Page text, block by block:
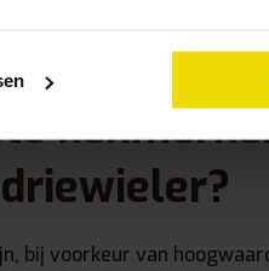
te testen.
bij voorkeur van